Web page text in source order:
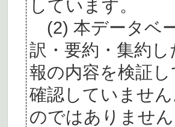
しています。
(2) 本データベ
訳・要約・集約
報の内容を検証
確認していませ
のではありません